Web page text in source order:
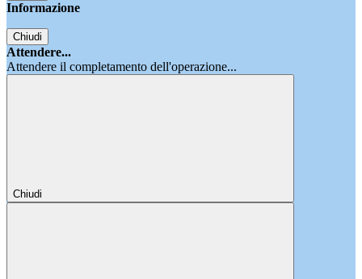
Informazione
Chiudi
Attendere...
Attendere il completamento dell'operazione...
Chiudi